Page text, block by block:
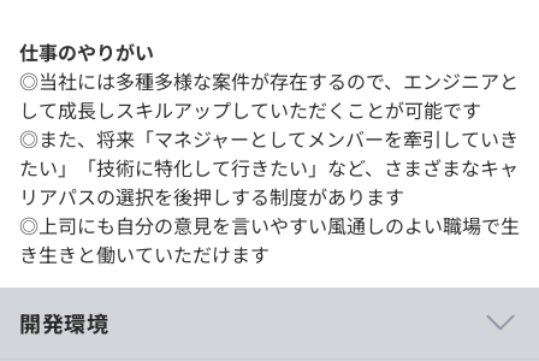
仕事のやりがい
◎当社には多種多様な案件が存在するので、エンジニアと
して成長しスキルアップしていただくことが可能です
◎また、将来「マネジャーとしてメンバーを牽引していき
たい」「技術に特化して行きたい」など、さまざまなキャ
リアパスの選択を後押しする制度があります
◎上司にも自分の意見を言いやすい風通しのよい職場で生
き生きと働いていただけます
開発環境